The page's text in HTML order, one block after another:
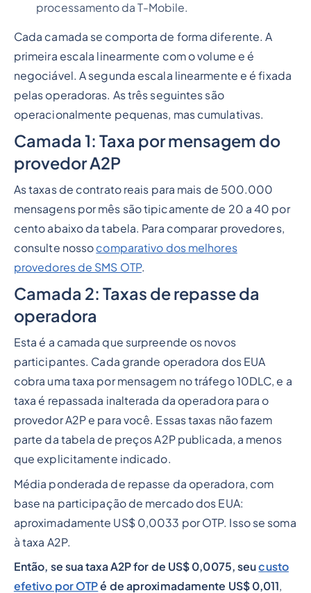
processamento da T-Mobile.
Cada camada se comporta de forma diferente. A
primeira escala linearmente com o volume e é
negociável. A segunda escala linearmente e é fixada
pelas operadoras. As três seguintes são
operacionalmente pequenas, mas cumulativas.
Camada 1: Taxa por mensagem do
provedor A2P
As taxas de contrato reais para mais de 500.000
mensagens por mês são tipicamente de 20 a 40 por
cento abaixo da tabela. Para comparar provedores,
consulte nosso comparativo dos melhores
provedores de SMS OTP.
Camada 2: Taxas de repasse da
operadora
Esta é a camada que surpreende os novos
participantes. Cada grande operadora dos EUA
cobra uma taxa por mensagem no tráfego 10DLC, e a
taxa é repassada inalterada da operadora para o
provedor A2P e para você. Essas taxas não fazem
parte da tabela de preços A2P publicada, a menos
que explicitamente indicado.
Média ponderada de repasse da operadora, com
base na participação de mercado dos EUA:
aproximadamente US$ 0,0033 por OTP. Isso se soma
à taxa A2P.
Então, se sua taxa A2P for de US$ 0,0075, seucusto
efetivo por OTPé de aproximadamente US$ 0,011,